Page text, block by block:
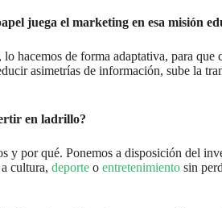
juega el marketing en esa misión
hacemos de forma adaptativa, para que
asimetrías de información, sube la
en ladrillo?
y por qué. Ponemos a disposición del
cultura, deporte o entretenimiento sin